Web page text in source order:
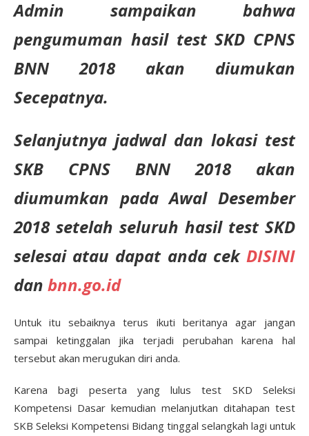
Admin sampaikan bahwa
pengumuman hasil test SKD CPNS
BNN 2018 akan diumukan
Secepatnya.
Selanjutnya jadwal dan lokasi test
SKB CPNS BNN 2018 akan
diumumkan pada Awal Desember
2018 setelah seluruh hasil test SKD
selesai atau dapat anda cek DISINI
dan bnn.go.id
Untuk itu sebaiknya terus ikuti beritanya agar jangan
sampai ketinggalan jika terjadi perubahan karena hal
tersebut akan merugukan diri anda.
Karena bagi peserta yang lulus test SKD Seleksi
Kompetensi Dasar kemudian melanjutkan ditahapan test
SKB Seleksi Kompetensi Bidang tinggal selangkah lagi untuk